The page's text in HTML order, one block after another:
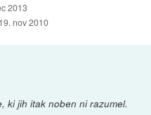
2013
19. nov 2010
ki jih itak noben ni razumel.